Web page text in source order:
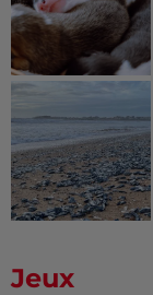
Jeux